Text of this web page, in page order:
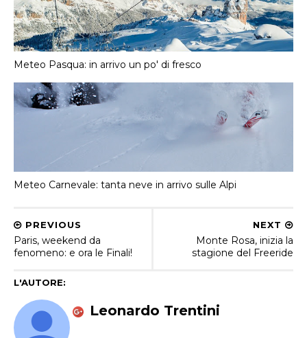
Meteo Pasqua: in arrivo un po' di fresco
Meteo Carnevale: tanta neve in arrivo sulle Alpi
NEXT
Monte Rosa, inizia la
stagione del Freeride
PREVIOUS
Paris, weekend da
fenomeno: e ora le Finali!
L'AUTORE:
Leonardo Trentini